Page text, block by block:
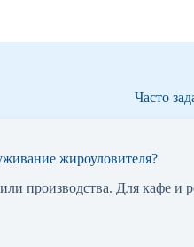
Часто
жироуловителя?
производства. Для кафе